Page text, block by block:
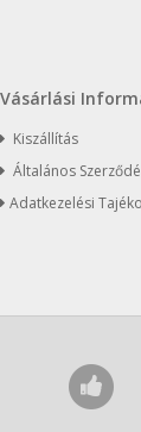
Vásárlási
Kiszállítás
Általános
Adatkezelési